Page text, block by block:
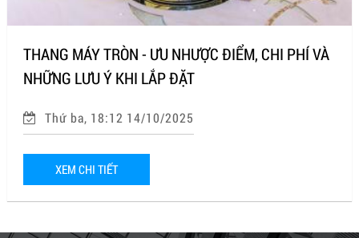
THANG MÁY TRÒN - ƯU NHƯỢC ĐIỂM, CHI PHÍ VÀ
NHỮNG LƯU Ý KHI LẮP ĐẶT
Thứ ba, 18:12 14/10/2025
XEM CHI TIẾT